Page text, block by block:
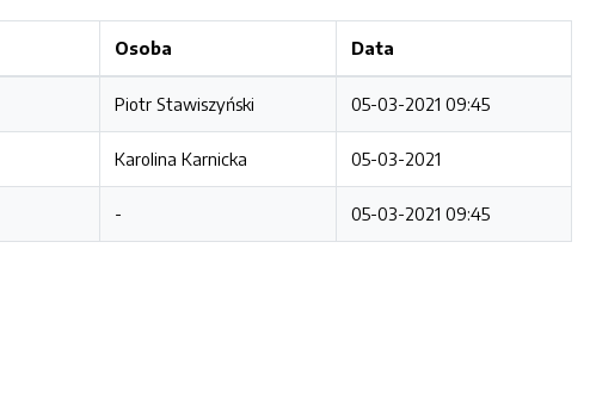
Osoba Data
Piotr Stawiszyński 05-03-2021 09:45
Karolina Karnicka 05-03-2021
- 05-03-2021 09:45